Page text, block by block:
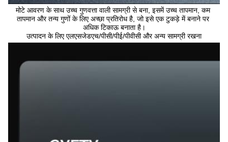
मोटे आवरण के साथ उच्च गुणवत्ता वाली सामग्री से बना, इसमें उच्च तापमान, कम
तापमान और तन्य गुणों के लिए अच्छा प्रतिरोध है, जो इसे एक टुकड़े में बनाने पर
अधिक टिकाऊ बनाता है।
उत्पादन के लिए एलएसजेडएच/पीसी/पीई/पीवीसी और अन्य सामग्री रखना